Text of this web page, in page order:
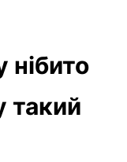
нібито
такий